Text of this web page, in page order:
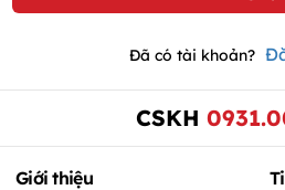
Đã có tài khoản?
CSKH
Giới thiệu